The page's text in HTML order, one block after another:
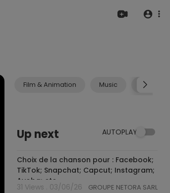
Film & Animation Music Pets &
Up next AUTOPLAY
Choix de la chanson pour : Facebook;
TikTok; Snapchat; Capcut; Instagram;
Ayoba; etc
31 Views . 03/06/26 GROUPE NETORA SARL